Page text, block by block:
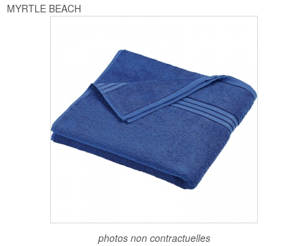
MYRTLE BEACH
photos non contractuelles